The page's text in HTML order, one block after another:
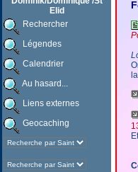
Elid
Rechercher
Légendes
Calendrier
Au hasard...
Liens externes
Geocaching